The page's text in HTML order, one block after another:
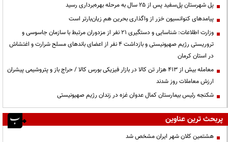
پل شهرستان پل‌سفید پس از ۲۵ سال به مرحله بهره‌برداری رسید
پیامدهای کنوانسیون خزر از واگذاری بحرین هم زیان‌بارتر است
وزارت اطلاعات: شناسایی و دستگیری ۲۱ نفر از مزدوران مرتبط با سازمان جاسوسی و
تروریستی رژیم صهیونیستی و بازداشت ۴ نفر از اعضای باندهای مسلح شرارت و اغتشاش
در استان کرمان
معامله بیش از ۴۱۳ هزار تن کالا در بازار فیزیکی بورس کالا / حراج باز و پتروشیمی پیشران
ارزش معاملات روز شدند
شکنجه رئیس بیمارستان کمال عدوان غزه در زندان رژیم صهیونیستی
پربحث ترین عناوین
هشتمین کلان شهر ایران مشخص شد